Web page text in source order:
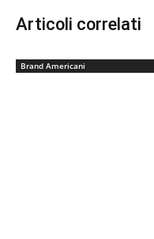
Articoli correlati
Brand Americani